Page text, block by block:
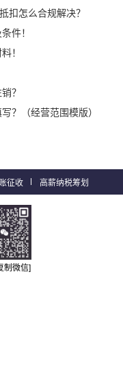
扣怎么合规解决？
件！
！
？
？（经营范围模版）
征收 高薪纳税筹划
制微信]